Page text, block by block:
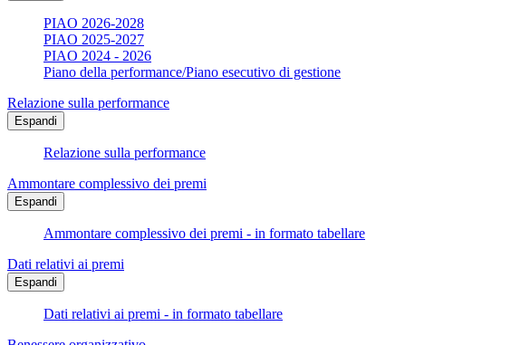
PIAO 2026-2028
PIAO 2025-2027
PIAO 2024 - 2026
Piano della performance/Piano esecutivo di gestione
Relazione sulla performance
Espandi
Relazione sulla performance
Ammontare complessivo dei premi
Espandi
Ammontare complessivo dei premi - in formato tabellare
Dati relativi ai premi
Espandi
Dati relativi ai premi - in formato tabellare